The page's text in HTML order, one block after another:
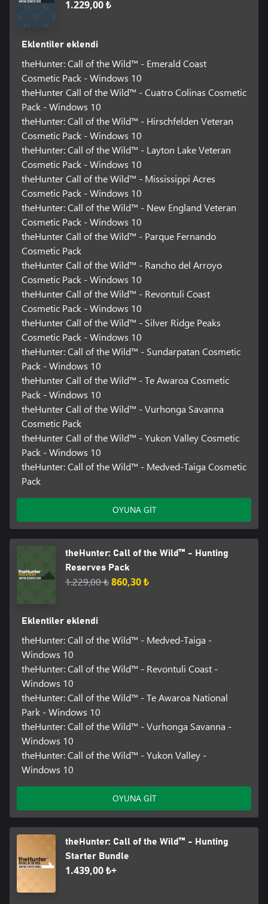
1.229,00 ₺
Eklentiler eklendi
theHunter: Call of the Wild™ - Emerald Coast
Cosmetic Pack - Windows 10
theHunter Call of the Wild™ - Cuatro Colinas Cosmetic
Pack - Windows 10
theHunter: Call of the Wild™ - Hirschfelden Veteran
Cosmetic Pack - Windows 10
theHunter: Call of the Wild™ - Layton Lake Veteran
Cosmetic Pack - Windows 10
theHunter Call of the Wild™ - Mississippi Acres
Cosmetic Pack - Windows 10
theHunter: Call of the Wild™ - New England Veteran
Cosmetic Pack - Windows 10
theHunter Call of the Wild™ - Parque Fernando
Cosmetic Pack
theHunter Call of the Wild™ - Rancho del Arroyo
Cosmetic Pack - Windows 10
theHunter Call of the Wild™ - Revontuli Coast
Cosmetic Pack - Windows 10
theHunter Call of the Wild™ - Silver Ridge Peaks
Cosmetic Pack - Windows 10
theHunter: Call of the Wild™ - Sundarpatan Cosmetic
Pack - Windows 10
theHunter Call of the Wild™ - Te Awaroa Cosmetic
Pack - Windows 10
theHunter Call of the Wild™ - Vurhonga Savanna
Cosmetic Pack
theHunter Call of the Wild™ - Yukon Valley Cosmetic
Pack - Windows 10
theHunter: Call of the Wild™ - Medved-Taiga Cosmetic
Pack
OYUNA GİT
theHunter: Call of the Wild™ - Hunting
Reserves Pack
1.229,00 ₺860,30 ₺
Eklentiler eklendi
theHunter: Call of the Wild™ - Medved-Taiga -
Windows 10
theHunter: Call of the Wild™ - Revontuli Coast -
Windows 10
theHunter: Call of the Wild™ - Te Awaroa National
Park - Windows 10
theHunter: Call of the Wild™ - Vurhonga Savanna -
Windows 10
theHunter: Call of the Wild™ - Yukon Valley -
Windows 10
OYUNA GİT
theHunter: Call of the Wild™ - Hunting
Starter Bundle
1.439,00 ₺+